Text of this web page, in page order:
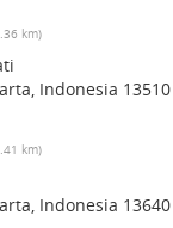
km)
Indonesia 13510
km)
Indonesia 13640